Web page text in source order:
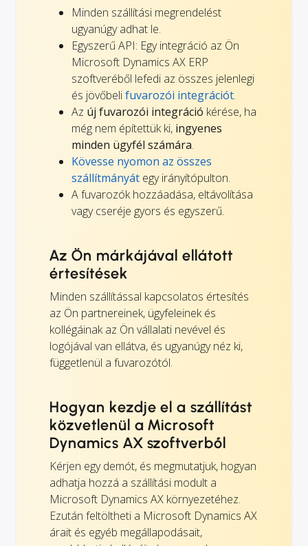
Minden szállítási megrendelést
ugyanúgy adhat le.
Egyszerű API: Egy integráció az Ön
Microsoft Dynamics AX ERP
szoftveréből lefedi az összes jelenlegi
és jövőbelifuvarozói integrációt.
Az új fuvarozói integráció kérése, ha
még nem építettük ki, ingyenes
minden ügyfél számára.
Kövesse nyomon az összes
szállítmányát egy irányítópulton.
A fuvarozók hozzáadása, eltávolítása
vagy cseréje gyors és egyszerű.
Az Ön márkájával ellátott
értesítések
Minden szállítással kapcsolatos értesítés
az Ön partnereinek, ügyfeleinek és
kollégáinak az Ön vállalati nevével és
logójával van ellátva, és ugyanúgy néz ki,
függetlenül a fuvarozótól.
Hogyan kezdje el a szállítást
közvetlenül a Microsoft
Dynamics AX szoftverből
Kérjen egy demót, és megmutatjuk, hogyan
adhatja hozzá a szállítási modult a
Microsoft Dynamics AX környezetéhez.
Ezután feltöltheti a Microsoft Dynamics AX
árait és egyéb megállapodásait,